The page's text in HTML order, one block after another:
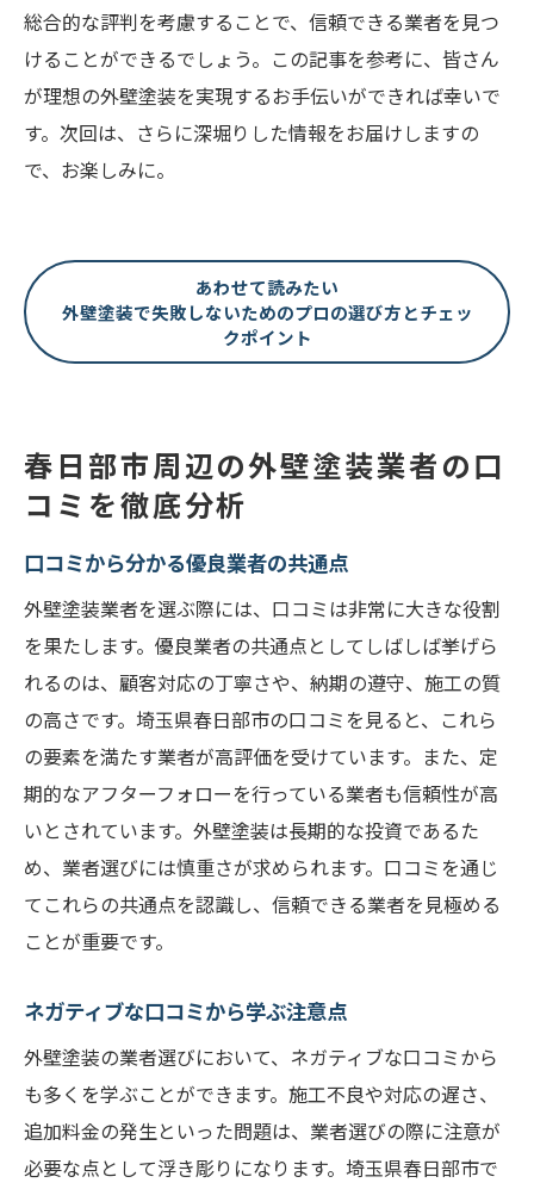
総合的な評判を考慮することで、信頼できる業者を見つ
けることができるでしょう。この記事を参考に、皆さん
が理想の外壁塗装を実現するお手伝いができれば幸いで
す。次回は、さらに深堀りした情報をお届けしますの
で、お楽しみに。
あわせて読みたい
外壁塗装で失敗しないためのプロの選び方とチェッ
クポイント
春日部市周辺の外壁塗装業者の口
コミを徹底分析
口コミから分かる優良業者の共通点
外壁塗装業者を選ぶ際には、口コミは非常に大きな役割
を果たします。優良業者の共通点としてしばしば挙げら
れるのは、顧客対応の丁寧さや、納期の遵守、施工の質
の高さです。埼玉県春日部市の口コミを見ると、これら
の要素を満たす業者が高評価を受けています。また、定
期的なアフターフォローを行っている業者も信頼性が高
いとされています。外壁塗装は長期的な投資であるた
め、業者選びには慎重さが求められます。口コミを通じ
てこれらの共通点を認識し、信頼できる業者を見極める
ことが重要です。
ネガティブな口コミから学ぶ注意点
外壁塗装の業者選びにおいて、ネガティブな口コミから
も多くを学ぶことができます。施工不良や対応の遅さ、
追加料金の発生といった問題は、業者選びの際に注意が
必要な点として浮き彫りになります。埼玉県春日部市で